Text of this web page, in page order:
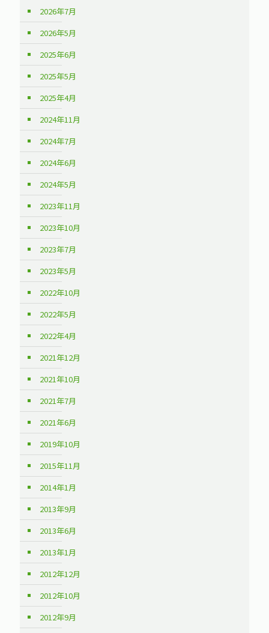
2026年7月
2026年5月
2025年6月
2025年5月
2025年4月
2024年11月
2024年7月
2024年6月
2024年5月
2023年11月
2023年10月
2023年7月
2023年5月
2022年10月
2022年5月
2022年4月
2021年12月
2021年10月
2021年7月
2021年6月
2019年10月
2015年11月
2014年1月
2013年9月
2013年6月
2013年1月
2012年12月
2012年10月
2012年9月